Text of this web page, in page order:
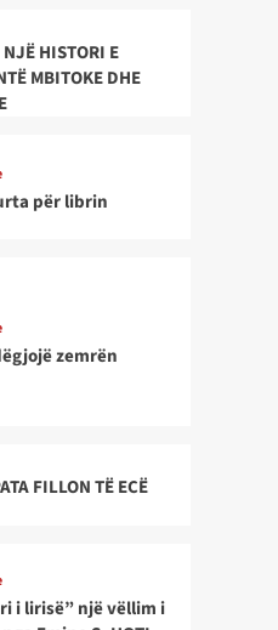
HISTORI E
MBITOKE DHE
për librin
zemrën
FILLON TË ECË
i lirisë” një vëllim i